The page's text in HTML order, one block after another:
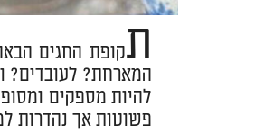
תקופת החגים
המארחת? לעובדים?
להיות מספקים
פשוטות אך נהדרות